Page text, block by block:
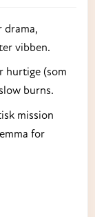
vibben.
hurtige (som
burns.
mission
for